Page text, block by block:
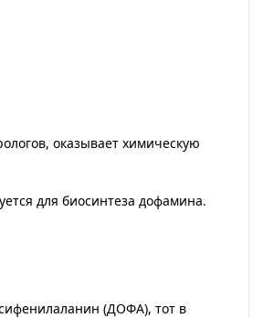
оказывает химическую
для биосинтеза дофамина.
(ДОФА), тот в